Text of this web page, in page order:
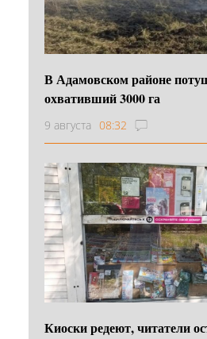
В Адамовском районе
охвативший 3000 га
9 августа 08:32
Киоски редеют, читатели